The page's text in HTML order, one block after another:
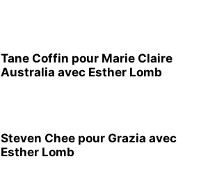
Tane Coffin pour Marie Claire
Australia avec Esther Lomb
Steven Chee pour Grazia avec
Esther Lomb